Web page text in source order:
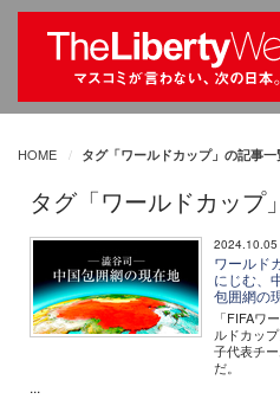
HOME タグ「ワールドカップ」の記事一
タグ「ワールドカップ
2024.10.05
ワールド
にじむ、
包囲網の
「FIFAワ
ルドカッ
子代表チ
だ。
...